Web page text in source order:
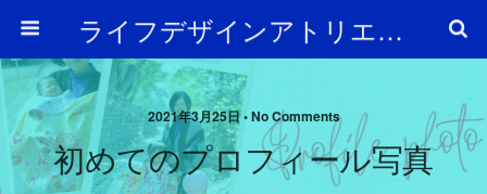
ライフデザインアトリエ Arc en Ciel
2021年3月25日 • No Comments
初めてのプロフィール写真